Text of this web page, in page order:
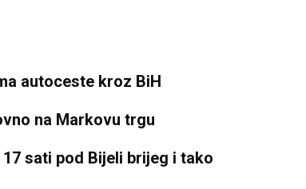
autoceste kroz BiH
na Markovu trgu
sati pod Bijeli brijeg i tako